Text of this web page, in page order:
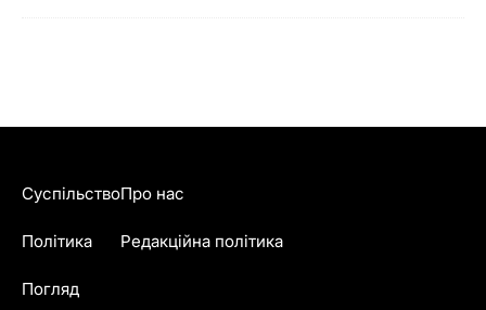
Суспільство
Політика
Погляд
Про нас
Редакційна політика